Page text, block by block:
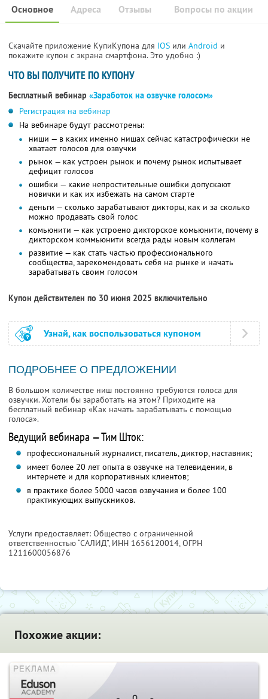
Основное Отзывы Вопросы по акции
Адреса
Скачайте приложение КупиКупона для IOS или Android и
покажите купон с экрана смартфона. Это удобно :)
ЧТО ВЫ ПОЛУЧИТЕ ПО КУПОНУ
Бесплатный вебинар «Заработок на озвучке голосом»
Регистрация на вебинар
На вебинаре будут рассмотрены:
ниши — в каких именно нишах сейчас катастрофически не
хватает голосов для озвучки
рынок — как устроен рынок и почему рынок испытывает
дефицит голосов
ошибки — какие непростительные ошибки допускают
новички и как их избежать на самом старте
деньги — сколько зарабатывают дикторы, как и за сколько
можно продавать свой голос
комьюнити — как устроено дикторское комьюнити, почему в
дикторском коммьюнити всегда рады новым коллегам
развитие — как стать частью профессионального
сообщества, зарекомендовать себя на рынке и начать
зарабатывать своим голосом
Купон действителен по 30 июня 2025 включительно
Узнай, как воспользоваться купоном
ПОДРОБНЕЕ О ПРЕДЛОЖЕНИИ
В большом количестве ниш постоянно требуются голоса для
озвучки. Хотели бы заработать на этом? Приходите на
бесплатный вебинар «Как начать зарабатывать с помощью
голоса».
Ведущий вебинара — Тим Шток:
профессиональный журналист, писатель, диктор, наставник;
имеет более 20 лет опыта в озвучке на телевидении, в
интернете и для корпоративных клиентов;
в практике более 5000 часов озвучания и более 100
практикующих выпускников.
Услуги предоставляет: Общество с ограниченной
ответственностью “САЛИД”, ИНН 1656120014, ОГРН
1211600056876
Похожие акции: